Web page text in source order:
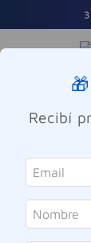
Buscar
Perfumes y
Recibí